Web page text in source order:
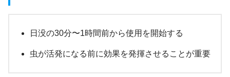
日没の30分〜1時間前から使用を開始する
虫が活発になる前に効果を発揮させることが重要